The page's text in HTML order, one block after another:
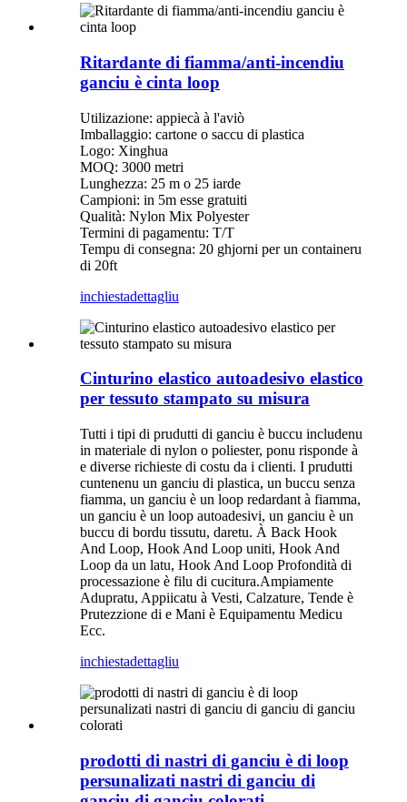
Ritardante di fiamma/anti-incendiu
ganciu è cinta loop
Utilizazione: appiecà à l'aviò
Imballaggio: cartone o saccu di plastica
Logo: Xinghua
MOQ: 3000 metri
Lunghezza: 25 m o 25 iarde
Campioni: in 5m esse gratuiti
Qualità: Nylon Mix Polyester
Termini di pagamentu: T/T
Tempu di consegna: 20 ghjorni per un containeru
di 20ft
inchiestadettagliu
Cinturino elastico autoadesivo elastico
per tessuto stampato su misura
Tutti i tipi di prudutti di ganciu è buccu includenu
in materiale di nylon o poliester, ponu risponde à
e diverse richieste di costu da i clienti. I prudutti
cuntenenu un ganciu di plastica, un buccu senza
fiamma, un ganciu è un loop redardant à fiamma,
un ganciu è un loop autoadesivi, un ganciu è un
buccu di bordu tissutu, daretu. À Back Hook
And Loop, Hook And Loop uniti, Hook And
Loop da un latu, Hook And Loop Profondità di
processazione è filu di cucitura.Ampiamente
Adupratu, Appiicatu à Vesti, Calzature, Tende è
Prutezzione di e Mani è Equipamentu Medicu
Ecc.
inchiestadettagliu
prodotti di nastri di ganciu è di loop
persunalizati nastri di ganciu di